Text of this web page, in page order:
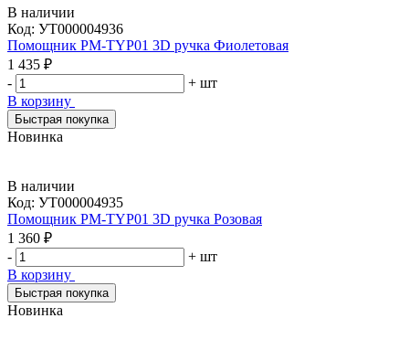
В наличии
Код: УТ000004936
Помощник PM-TYP01 3D ручка Фиолетовая
1 435 ₽
-
+ шт
В корзину
Быстрая покупка
Новинка
В наличии
Код: УТ000004935
Помощник PM-TYP01 3D ручка Розовая
1 360 ₽
-
+ шт
В корзину
Быстрая покупка
Новинка